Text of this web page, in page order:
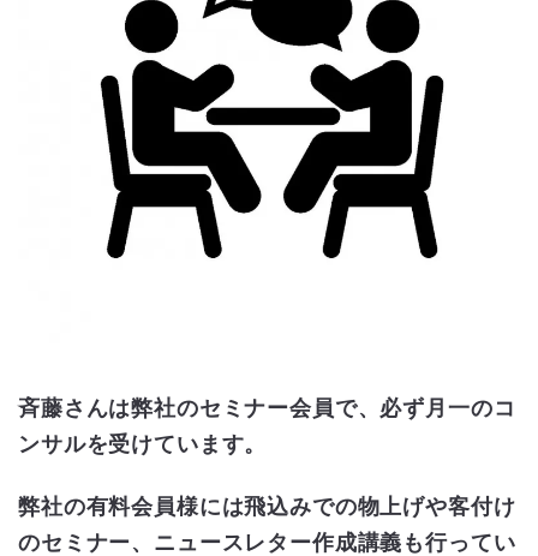
斉藤さんは弊社のセミナー会員で、必ず月一のコ
ンサルを受けています。
弊社の有料会員様には飛込みでの物上げや客付け
のセミナー、ニュースレター作成講義も行ってい